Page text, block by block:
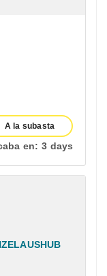
A la subasta
en: 3 days